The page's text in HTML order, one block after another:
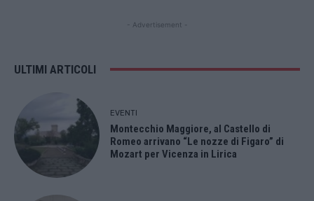
- Advertisement -
ULTIMI ARTICOLI
EVENTI
Montecchio Maggiore, al Castello di
Romeo arrivano “Le nozze di Figaro” di
Mozart per Vicenza in Lirica